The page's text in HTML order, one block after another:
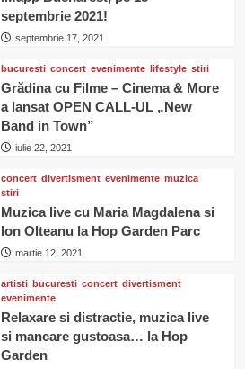
septembrie 2021!
septembrie 17, 2021
bucuresti concert evenimente lifestyle stiri
Grădina cu Filme – Cinema & More
a lansat OPEN CALL-UL „New
Band in Town”
iulie 22, 2021
concert divertisment evenimente muzica
stiri
Muzica live cu Maria Magdalena si
Ion Olteanu la Hop Garden Parc
martie 12, 2021
artisti bucuresti concert divertisment
evenimente
Relaxare si distractie, muzica live
si mancare gustoasa… la Hop
Garden